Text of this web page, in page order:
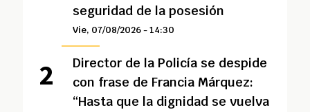
seguridad de la posesión
Vie, 07/08/2026 - 14:30
Director de la Policía se despide
con frase de Francia Márquez:
“Hasta que la dignidad se vuelva